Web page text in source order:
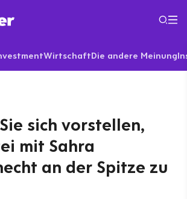
WirtschaftDie andere Meinung
sich vorstellen,
mit Sahra
an der Spitze zu